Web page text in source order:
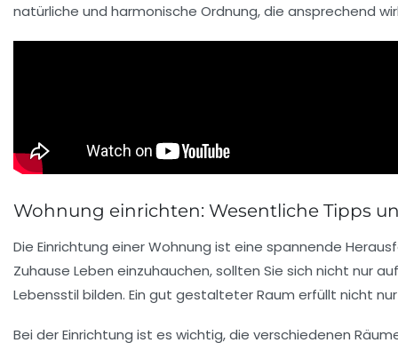
natürliche und harmonische Ordnung, die ansprechend
Wohnung einrichten: Wesentliche Tipps
Die Einrichtung einer Wohnung ist eine spannende
Zuhause Leben einzuhauchen, sollten Sie sich nicht nur
Lebensstil bilden. Ein gut gestalteter Raum erfüllt nicht
Bei derEinrichtung ist es wichtig, die verschiedenen